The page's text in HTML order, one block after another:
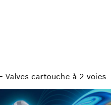
Valves cartouche à 2 voies